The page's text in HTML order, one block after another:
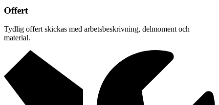
Offert
Tydlig offert skickas med arbetsbeskrivning, delmoment och
material.